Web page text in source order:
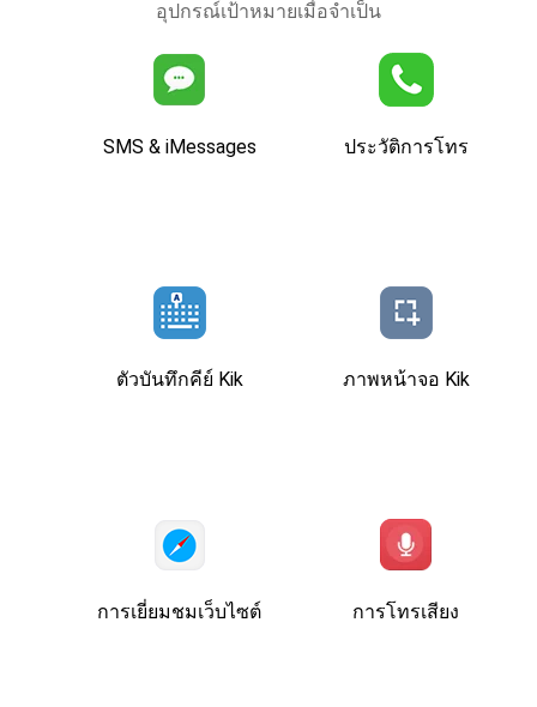
อุปกรณ์เป้าหมายเมื่อจําเป็น
SMS & iMessages ประวัติการโทร
ตัวบันทึกคีย์ Kik ภาพหน้าจอ Kik
การเยี่ยมชมเว็บไซต์ การโทรเสียง